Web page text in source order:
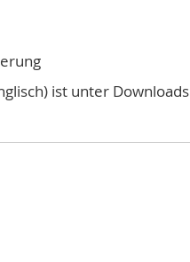
ist unter